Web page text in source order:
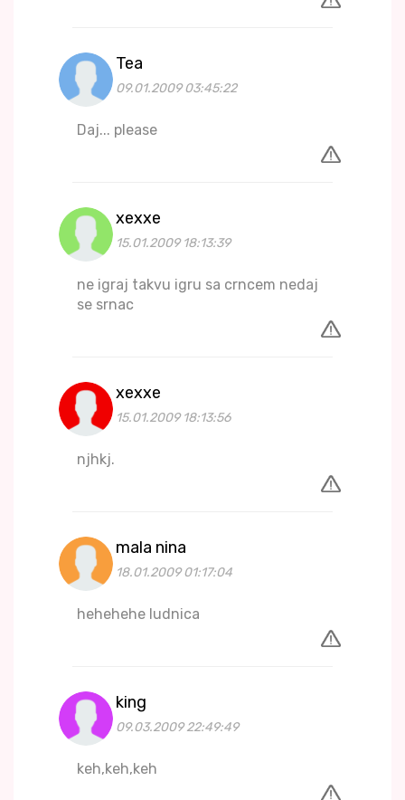
Tea
09.01.2009 03:45:22
Daj... please
xexxe
15.01.2009 18:13:39
ne igraj takvu igru sa crncem nedaj
se srnac
xexxe
15.01.2009 18:13:56
njhkj.
mala nina
18.01.2009 01:17:04
hehehehe ludnica
king
09.03.2009 22:49:49
keh,keh,keh